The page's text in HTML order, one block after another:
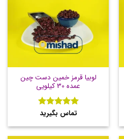
لوبیا قرمز خمین دست چین
عمده 30 کیلویی
نمره 5از
تماس بگیرید